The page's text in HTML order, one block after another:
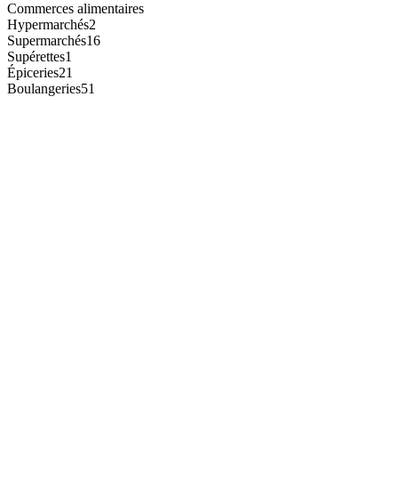
Commerces alimentaires
Hypermarchés2
Supermarchés16
Supérettes1
Épiceries21
Boulangeries51